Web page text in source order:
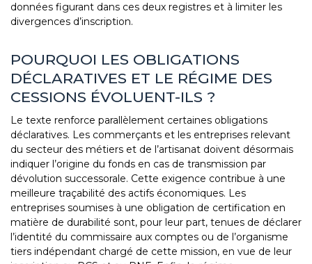
données figurant dans ces deux registres et à limiter les
divergences d’inscription.
POURQUOI LES OBLIGATIONS
DÉCLARATIVES ET LE RÉGIME DES
CESSIONS ÉVOLUENT-ILS ?
Le texte renforce parallèlement certaines obligations
déclaratives. Les commerçants et les entreprises relevant
du secteur des métiers et de l’artisanat doivent désormais
indiquer l’origine du fonds en cas de transmission par
dévolution successorale. Cette exigence contribue à une
meilleure traçabilité des actifs économiques. Les
entreprises soumises à une obligation de certification en
matière de durabilité sont, pour leur part, tenues de déclarer
l’identité du commissaire aux comptes ou de l’organisme
tiers indépendant chargé de cette mission, en vue de leur